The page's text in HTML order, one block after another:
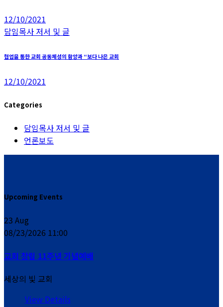
12/10/2021
담임목사 저서 및 글
협업을 통한 교회 공동체성의 함양과 “보다 나은 교회
12/10/2021
Categories
담임목사 저서 및 글
언론보도
Upcoming Events
23 Aug
08/23/2026 11:00
교회 창립 11주년 기념예배
세상의 빛 교회
View Details